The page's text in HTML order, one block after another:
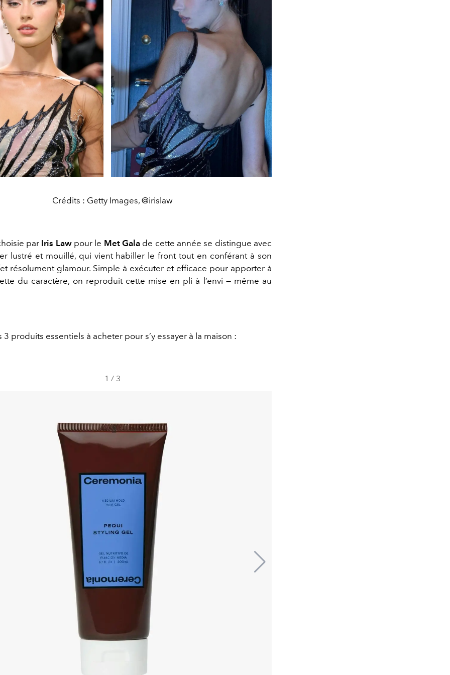
Crédits : Getty Images, @irislaw
par Iris Law pour le Met Gala de cette année se distingue avec
lustré et mouillé, qui vient habiller le front tout en conférant à son
résolument glamour. Simple à exécuter et efficace pour apporter à
du caractère, on reproduit cette mise en pli à l’envi — même au
3 produits essentiels à acheter pour s’y essayer à la maison :
1 / 3